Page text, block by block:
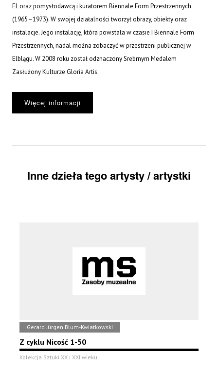
EL oraz pomysłodawcą i kuratorem Biennale Form Przestrzennych
(1965–1973). W swojej działalności tworzył obrazy, obiekty oraz
instalacje. Jego instalację, która powstała w czasie I Biennale Form
Przestrzennych, nadal można zobaczyć w przestrzeni publicznej w
Elblągu. W 2008 roku został odznaczony Srebrnym Medalem
Zasłużony Kulturze Gloria Artis.
Więcej informacji
Inne dzieła tego artysty / artystki
Gerard Jürgen Blum-Kwiatkowski
Z cyklu Nicość 1-50
Kolekcja Sztuki XX i XXI wieku